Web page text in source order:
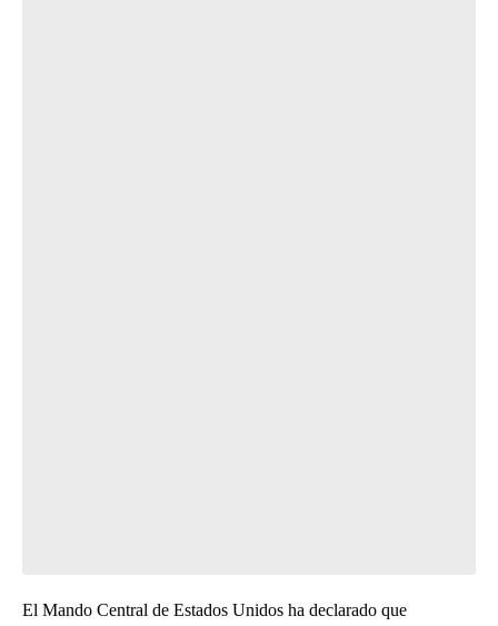
El Mando Central de Estados Unidos ha declarado que